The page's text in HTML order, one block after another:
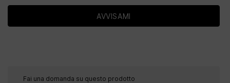
AVVISAMI
Fai una domanda su questo prodotto